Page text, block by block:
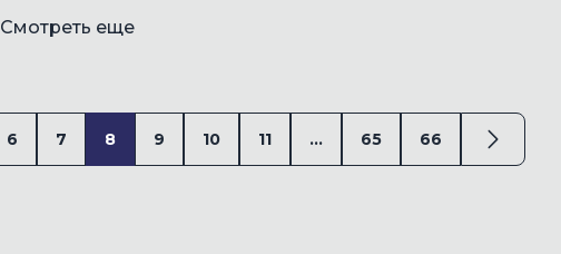
Смотреть еще
6 7 8 9 10 11 ... 65 66